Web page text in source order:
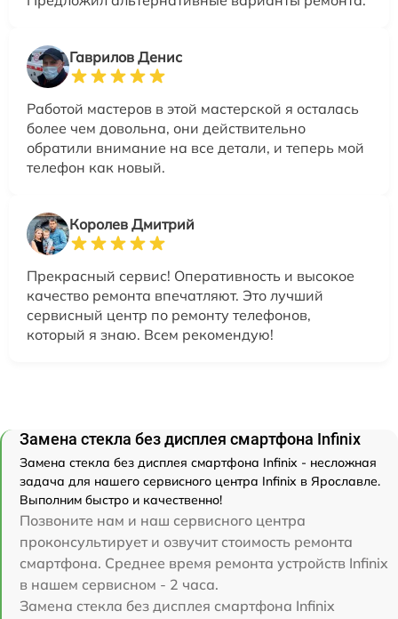
Гаврилов Денис
Работой мастеров в этой мастерской я осталась
более чем довольна, они действительно
обратили внимание на все детали, и теперь мой
телефон как новый.
Королев Дмитрий
Прекрасный сервис! Оперативность и высокое
качество ремонта впечатляют. Это лучший
сервисный центр по ремонту телефонов,
который я знаю. Всем рекомендую!
Замена стекла без дисплея смартфона Infinix
Замена стекла без дисплея смартфона Infinix - несложная
задача для нашего сервисного центра Infinix в Ярославле.
Выполним быстро и качественно!
Позвоните нам и наш сервисного центра
проконсультирует и озвучит стоимость ремонта
смартфона. Среднее время ремонта устройств Infinix
в нашем сервисном - 2 часа.
Замена стекла без дисплея смартфона Infinix